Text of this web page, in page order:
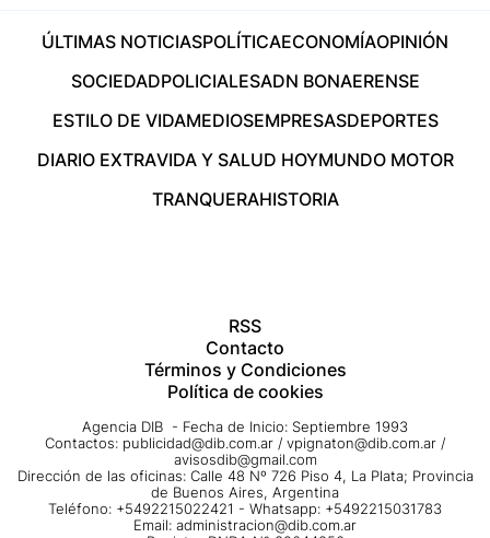
ÚLTIMAS NOTICIASPOLÍTICAECONOMÍAOPINIÓN
SOCIEDADPOLICIALESADN BONAERENSE
ESTILO DE VIDAMEDIOSEMPRESASDEPORTES
DIARIO EXTRAVIDA Y SALUD HOYMUNDO MOTOR
TRANQUERAHISTORIA
RSS
Contacto
Términos y Condiciones
Política de cookies
Agencia DIB - Fecha de Inicio: Septiembre 1993
Contactos: publicidad@dib.com.ar / vpignaton@dib.com.ar /
avisosdib@gmail.com
Dirección de las oficinas: Calle 48 Nº 726 Piso 4, La Plata; Provincia
de Buenos Aires, Argentina
Teléfono: +5492215022421 - Whatsapp: +5492215031783
Email: administracion@dib.com.ar